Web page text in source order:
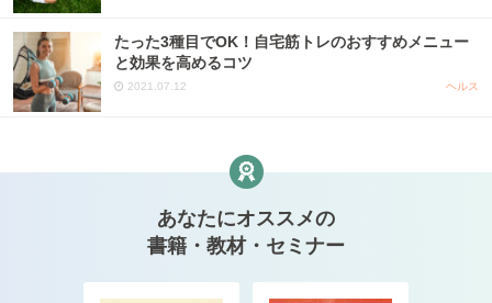
たった3種目でOK！自宅筋トレのおすすめメニュー
と効果を高めるコツ
2021.07.12 ヘルス
あなたにオススメの
書籍・教材・セミナー